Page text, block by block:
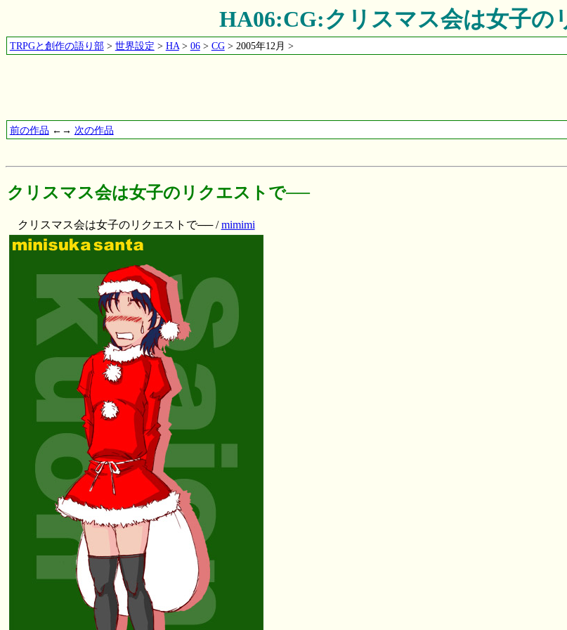
HA06:CG:クリスマス会は女子
TRPGと創作の語り部> 世界設定 > HA> 06> CG> 2005年12月 >
前の作品 ←→ 次の作品
クリスマス会は女子のリクエストで──
クリスマス会は女子のリクエストで── /mimimi